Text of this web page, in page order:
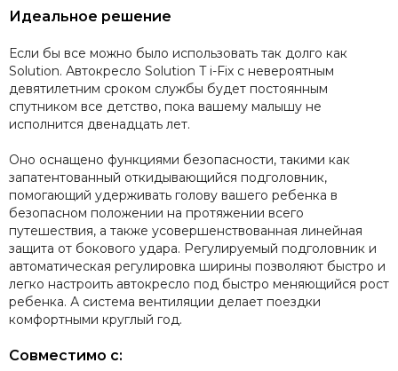
Идеальное решение
Если бы все можно было использовать так долго как
Solution. Автокресло Solution T i-Fix с невероятным
девятилетним сроком службы будет постоянным
спутником все детство, пока вашему малышу не
исполнится двенадцать лет.
Оно оснащено функциями безопасности, такими как
запатентованный откидывающийся подголовник,
помогающий удерживать голову вашего ребенка в
безопасном положении на протяжении всего
путешествия, а также усовершенствованная линейная
защита от бокового удара. Регулируемый подголовник и
автоматическая регулировка ширины позволяют быстро и
легко настроить автокресло под быстро меняющийся рост
ребенка. А система вентиляции делает поездки
комфортными круглый год.
Совместимо с: